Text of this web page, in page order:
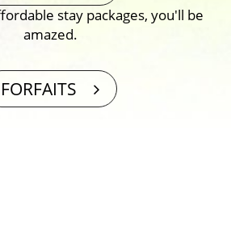
stay packages, you′ll be
amazed.
FORFAITS